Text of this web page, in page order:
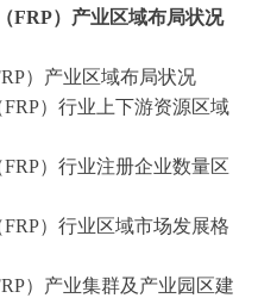
FRP）产业区域布局状况
）产业区域布局状况
）行业上下游资源区域
）行业注册企业数量区
）行业区域市场发展格
）产业集群及产业园区建